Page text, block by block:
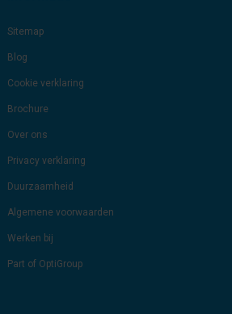
Sitemap
Blog
Cookie verklaring
Brochure
Over ons
Privacy verklaring
Duurzaamheid
Algemene voorwaarden
Werken bij
Part of OptiGroup